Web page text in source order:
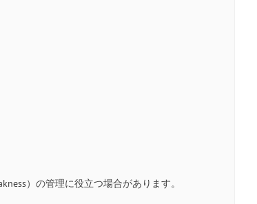
）の管理に役立つ場合があります。